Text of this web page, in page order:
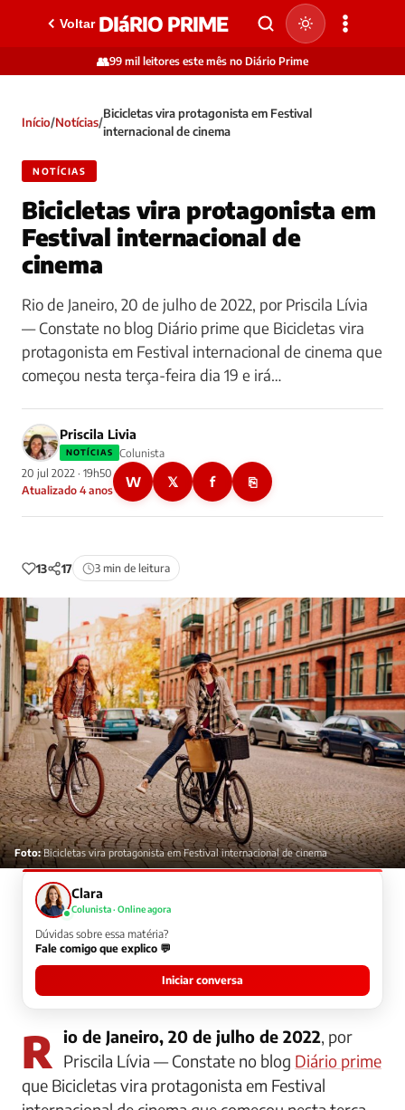
Voltar DIáRIO PRIME
👥99 mil leitores este mês no Diário Prime
Início/Notícias/
Bicicletas vira protagonista em Festival
internacional de cinema
NOTÍCIAS
Bicicletas vira protagonista em
Festival internacional de
cinema
Rio de Janeiro, 20 de julho de 2022, por Priscila Lívia
— Constate no blog Diário prime que Bicicletas vira
protagonista em Festival internacional de cinema que
começou nesta terça-feira dia 19 e irá…
Priscila Livia
NOTÍCIAS
Colunista
20 jul 2022 · 19h50
Atualizado 4 anos
W 𝕏 f ⎘
13 17 3 min de leitura
Foto:Bicicletas vira protagonista em Festival internacional de cinema
Clara
Colunista · Online agora
Dúvidas sobre essa matéria?
Fale comigo que explico 💬
Iniciar conversa
Rio de Janeiro, 20 de julho de 2022, por
Priscila Lívia — Constate no blog Diário prime
que Bicicletas vira protagonista em Festival